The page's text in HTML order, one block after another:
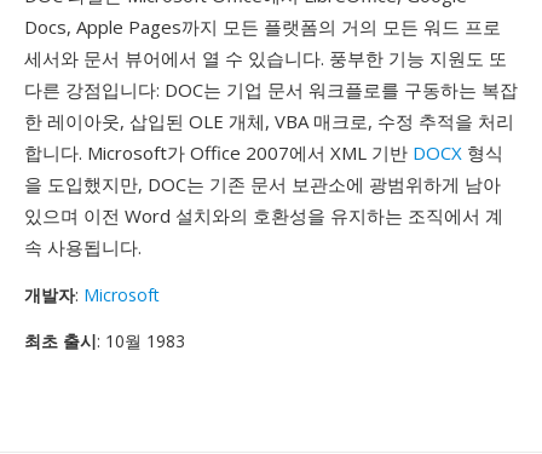
Docs, Apple Pages까지 모든 플랫폼의 거의 모든 워드 프로
세서와 문서 뷰어에서 열 수 있습니다. 풍부한 기능 지원도 또
다른 강점입니다: DOC는 기업 문서 워크플로를 구동하는 복잡
한 레이아웃, 삽입된 OLE 개체, VBA 매크로, 수정 추적을 처리
합니다. Microsoft가 Office 2007에서 XML 기반 DOCX 형식
을 도입했지만, DOC는 기존 문서 보관소에 광범위하게 남아
있으며 이전 Word 설치와의 호환성을 유지하는 조직에서 계
속 사용됩니다.
개발자: Microsoft
최초 출시: 10월 1983